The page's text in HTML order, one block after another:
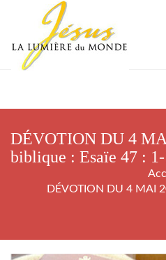
DÉVOTION DU 4
biblique : Esaïe 47 :
DÉVOTION DU 4 MAI